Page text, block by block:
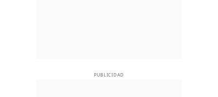
PUBLICIDAD